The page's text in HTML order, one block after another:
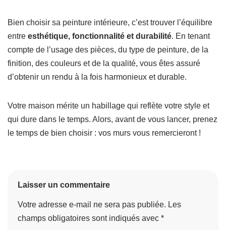
Bien choisir sa peinture intérieure, c’est trouver l’équilibre
entre esthétique, fonctionnalité et durabilité. En tenant
compte de l’usage des pièces, du type de peinture, de la
finition, des couleurs et de la qualité, vous êtes assuré
d’obtenir un rendu à la fois harmonieux et durable.
Votre maison mérite un habillage qui reflète votre style et
qui dure dans le temps. Alors, avant de vous lancer, prenez
le temps de bien choisir : vos murs vous remercieront !
Laisser un commentaire
Votre adresse e-mail ne sera pas publiée. Les
champs obligatoires sont indiqués avec *